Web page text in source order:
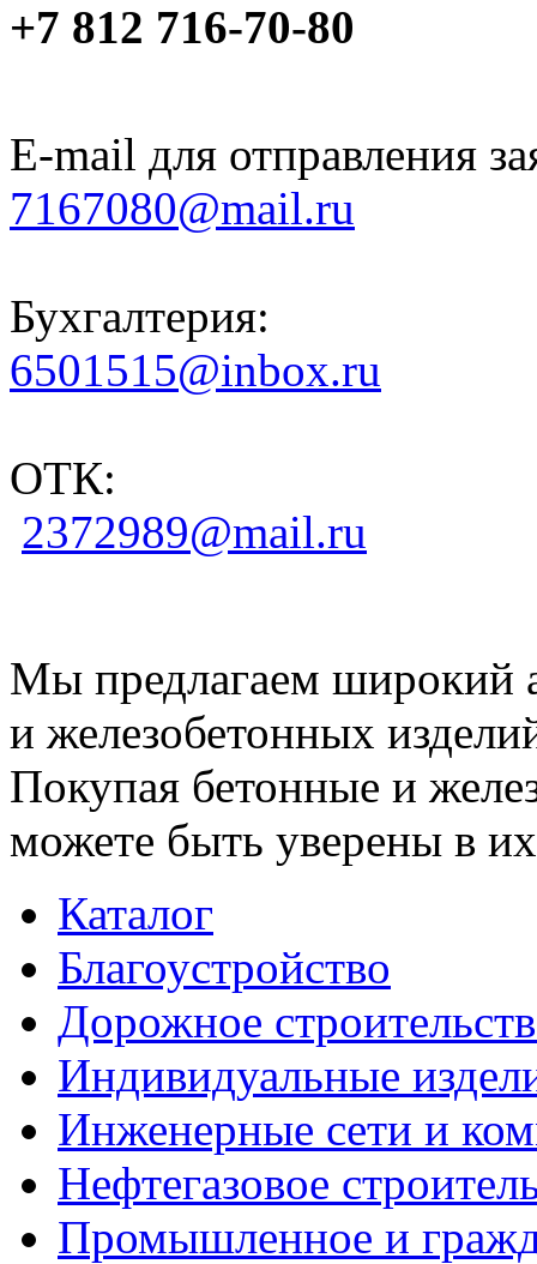
+7 812 716-70-80
E-mail для отправления
7167080@mail.ru
Бухгалтерия:
6501515@inbox.ru
ОТК:
2372989@mail.ru
Мы предлагаем широкий
и железобетонных
Покупая бетонные и
можете быть уверены в их
Каталог
Благоустройство
Дорожное
Индивидуальные
Инженерные сети и
Нефтегазовое
Промышленное и